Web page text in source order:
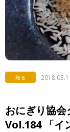
知る
おにぎり協会
Vol.184 「イ